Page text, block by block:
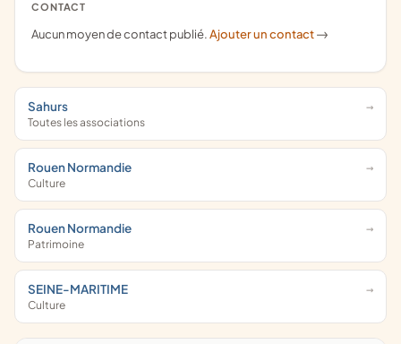
CONTACT
Aucun moyen de contact publié.Ajouter un contact ->
Sahurs
Toutes les associations
Rouen Normandie
Culture
Rouen Normandie
Patrimoine
SEINE-MARITIME
Culture